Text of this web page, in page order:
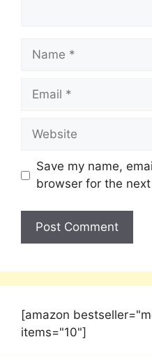
Save my name,
browser for the
[amazon
items="10"]